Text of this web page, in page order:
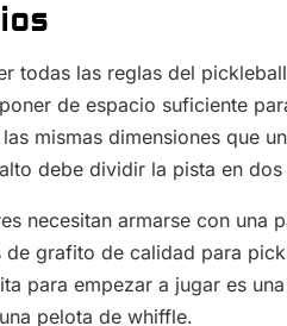
todas las reglas del
de espacio suficiente
mismas dimensiones que
debe dividir la pista en
necesitan armarse con una
grafito de calidad para
para empezar a jugar es
pelota de whiffle.